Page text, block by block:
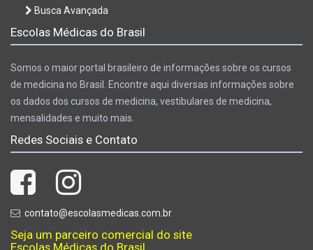
Busca Avançada
Escolas Médicas do Brasil
Somos o maior portal brasileiro de informações sobre os cursos
de medicina no Brasil. Encontre aqui diversas informações sobre
os dados dos cursos de medicina, vestibulares de medicina,
mensalidades e muito mais.
Redes Sociais e Contato
contato@escolasmedicas.com.br
Seja um parceiro comercial do site
Escolas Médicas do Brasil